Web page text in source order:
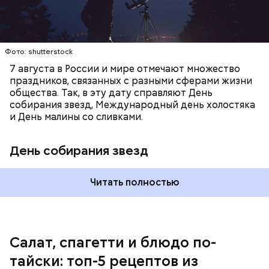
Фото: shutterstock
7 августа в России и мире отмечают множество
праздников, связанных с разными сферами жизни
общества. Так, в эту дату справляют День
собирания звезд, Международный день холостяка
и День малины со сливками.
День собирания звезд
Читать полностью
Салат, спагетти и блюдо по-
тайски: топ-5 рецептов из
чеснок;
Однако диетолог предупредила: не для всех дыня
может быть полезна. В первую очередь ее стоит
есть с осторожностью людям:
с сахарным диабетом;
лишним весом.